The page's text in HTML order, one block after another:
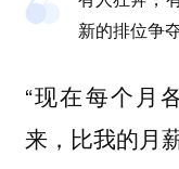
新的排位争
“现在每个月
来，比我的月